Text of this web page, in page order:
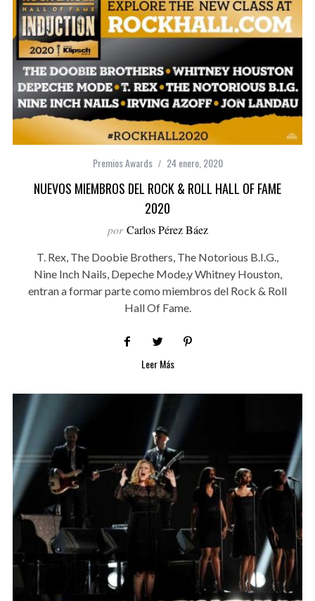
Premios Awards 24 enero, 2020
NUEVOS MIEMBROS DEL ROCK & ROLL HALL OF FAME
2020
por Carlos Pérez Báez
T. Rex, The Doobie Brothers, The Notorious B.I.G.,
Nine Inch Nails, Depeche Mode,y Whitney Houston,
entran a formar parte como miembros del Rock & Roll
Hall Of Fame.
Leer Más